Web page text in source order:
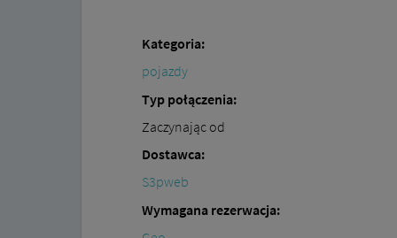
Kategoria:
pojazdy
Typ połączenia:
Zaczynając od
Dostawca:
S3pweb
Wymagana rezerwacja: